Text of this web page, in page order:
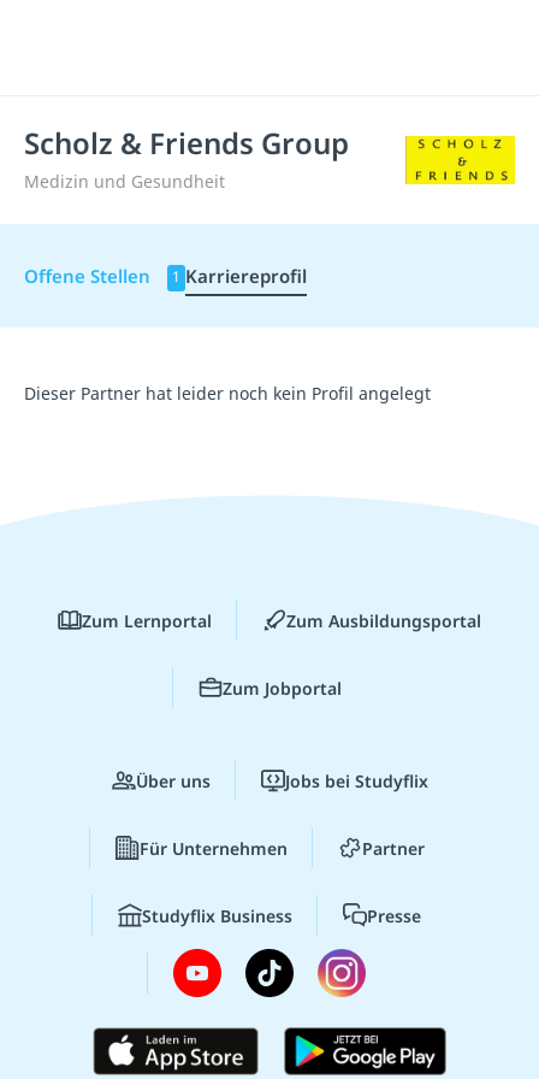
Scholz & Friends Group
Medizin und Gesundheit
Offene Stellen 1 Karriereprofil
Dieser Partner hat leider noch kein Profil angelegt
Zum Lernportal Zum Ausbildungsportal
Zum Jobportal
Über uns Jobs bei Studyflix
Für Unternehmen Partner
Studyflix Business Presse